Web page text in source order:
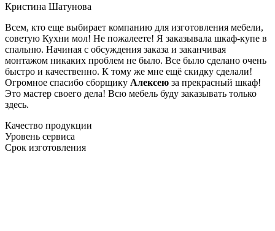
Кристина Шатунова
Всем, кто еще выбирает компанию для изготовления мебели,
советую Кухни мол! Не пожалеете! Я заказывала шкаф-купе в
спальню. Начиная с обсуждения заказа и заканчивая
монтажом никаких проблем не было. Все было сделано очень
быстро и качественно. К тому же мне ещё скидку сделали!
Огромное спасибо сборщику Алексею за прекрасный шкаф!
Это мастер своего дела! Всю мебель буду заказывать только
здесь.
Качество продукции
Уровень сервиса
Срок изготовления